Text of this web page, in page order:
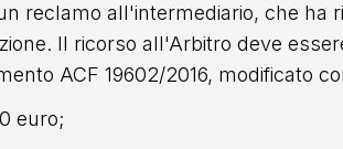
reclamo all'intermediario, che ha
Il ricorso all'Arbitro deve
ACF 19602/2016, modificato
euro;